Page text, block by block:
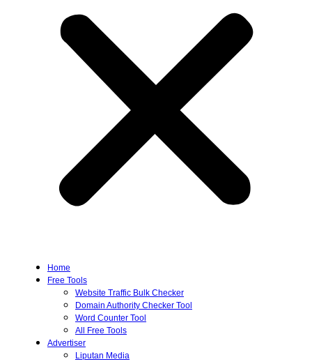
Home
Free Tools
Website Traffic Bulk Checker
Domain Authority Checker Tool
Word Counter Tool
All Free Tools
Advertiser
Liputan Media